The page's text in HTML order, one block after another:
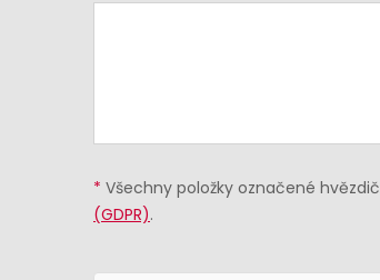
* Všechny položky označené
(GDPR).